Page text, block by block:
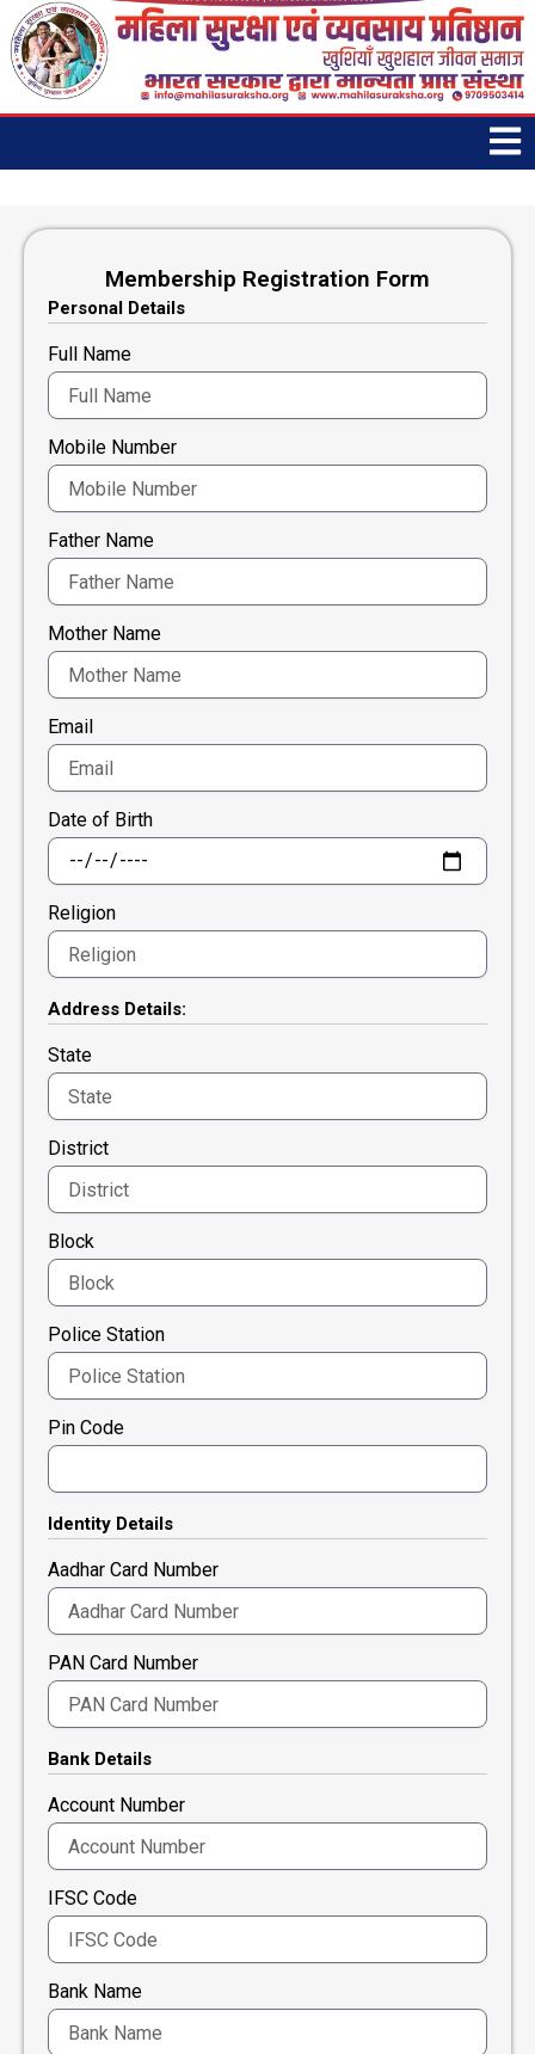
Skip
to
content
Membership Registration Form
Personal Details
Full Name
Mobile Number
Father Name
Mother Name
Email
Date of Birth
Religion
Address Details:
State
District
Block
Police Station
Pin Code
Identity Details
Aadhar Card Number
PAN Card Number
Bank Details
Account Number
IFSC Code
Bank Name